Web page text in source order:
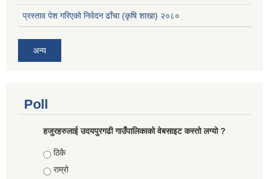
प्रस्ताव पेश गरिएको निवेदन ढाँचा (कृषि शाखा) २०८०
अन्य
Poll
हजुरहरुलाई उदयपुरगढी गाउँपालिकाको वेबसाइट कस्तो लग्यो ?
Choices
ठिकै
राम्रो